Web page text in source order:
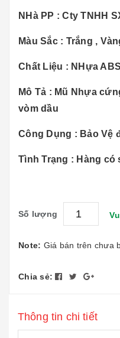
NHà PP : Cty TNHH
Màu Sắc : Trắng ,
Chất Liệu : NHựa
Mô Tả : Mũ Nhựa
vòm dầu
Công Dụng : Bảo Vệ
Tình Trạng : Hàng có
Số lượng
Note: Giá bán trên chưa
Chia sẻ:
Thông tin chi tiết